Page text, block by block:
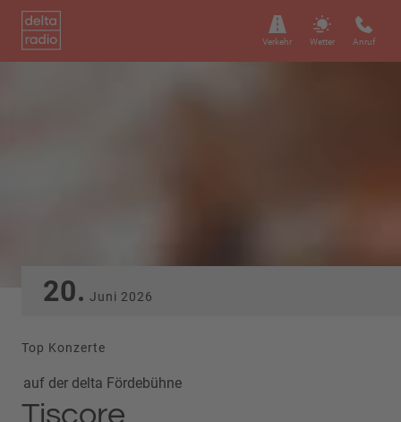
Verkehr Wetter Anruf
20. Juni 2026
Top Konzerte
auf der delta Fördebühne
Tiscore